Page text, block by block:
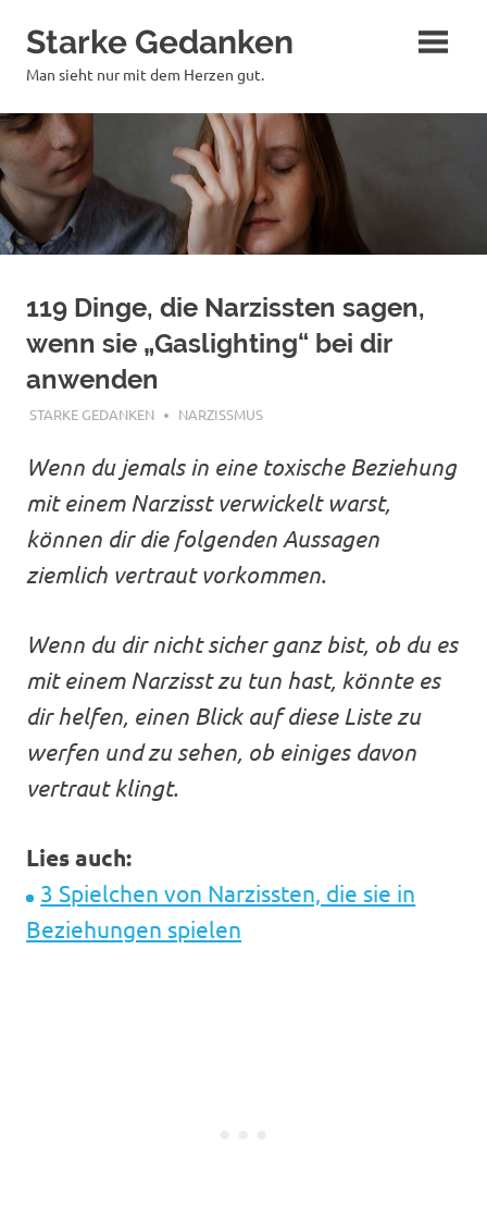
Inhalt
springen
Starke Gedanken
Man sieht nur mit dem Herzen gut.
119 Dinge, die Narzissten sagen,
wenn sie „Gaslighting“ bei dir
anwenden
OKTOBER 21, 2019
STARKE GEDANKEN NARZISSMUS
Wenn du jemals in eine toxische Beziehung
mit einem Narzisst verwickelt warst,
können dir die folgenden Aussagen
ziemlich vertraut vorkommen.
Wenn du dir nicht sicher ganz bist, ob du es
mit einem Narzisst zu tun hast, könnte es
dir helfen, einen Blick auf diese Liste zu
werfen und zu sehen, ob einiges davon
vertraut klingt.
Lies auch:
3 Spielchen von Narzissten, die sie in
Beziehungen spielen